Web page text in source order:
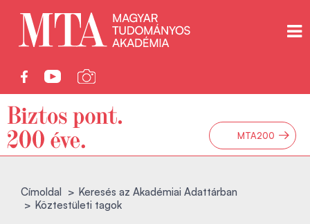
MTA200 →
Címoldal
Keresés az Akadémiai Adattárban
Köztestületi tagok